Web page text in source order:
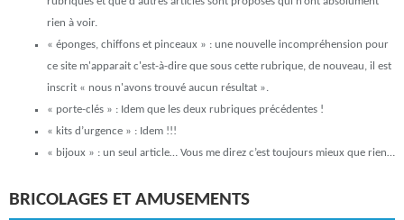
rien à voir.
« éponges, chiffons et pinceaux » : une nouvelle incompréhension pour
ce site m'apparait c'est-à-dire que sous cette rubrique, de nouveau, il est
inscrit « nous n'avons trouvé aucun résultat ».
« porte-clés » : Idem que les deux rubriques précédentes !
« kits d’urgence » : Idem !!!
« bijoux » : un seul article… Vous me direz c’est toujours mieux que rien…
BRICOLAGES ET AMUSEMENTS